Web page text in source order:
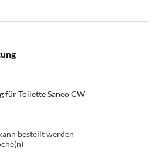
Toilette Saneo CW
bestellt werden